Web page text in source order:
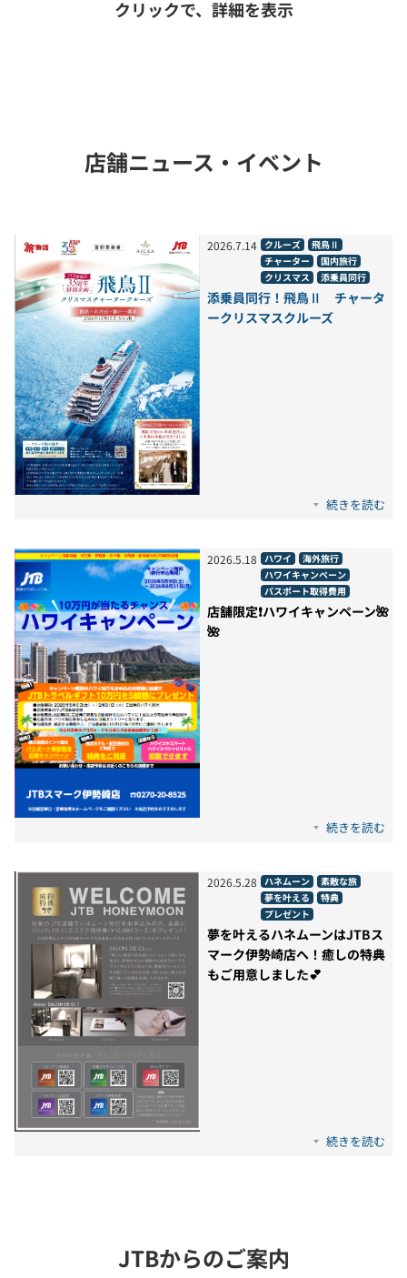
クリックで、詳細を表示
店舗ニュース・イベント
2026.7.14 クルーズ
飛鳥Ⅱ
チャーター
国内旅行
クリスマス
添乗員同行
添乗員同行！飛鳥Ⅱ チャータ
ークリスマスクルーズ
続きを読む
2026.5.18 ハワイ
海外旅行
ハワイキャンペーン
パスポート取得費用
店舗限定❗ハワイキャンペーン🌺
🌺
続きを読む
2026.5.28 ハネムーン
素敵な旅
夢を叶える
特典
プレゼント
夢を叶えるハネムーンはJTBス
マーク伊勢崎店へ！癒しの特典
もご用意しました💕
続きを読む
JTBからのご案内